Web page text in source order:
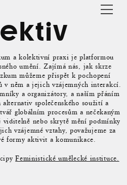
a kolektivní praxi je platformou
umění. Zajímá nás, jak skrze
můžeme přispět k pochopení
v něm a jejich vzájemných interakcí.
a organizátory, a naším přáním
společenského soužití a
globálním procesům a nečekaným
viditelně nebo skrytě mění podmínky
vzájemné vztahy, považujeme za
formy aktivit a komunikace.
Feministické umělecké instituce.